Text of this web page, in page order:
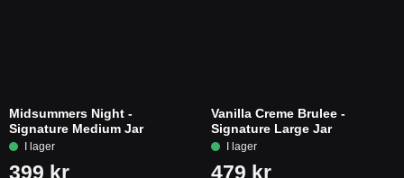
Midsummers Night -
Signature Medium Jar
Vanilla Creme Brulee -
Signature Large Jar